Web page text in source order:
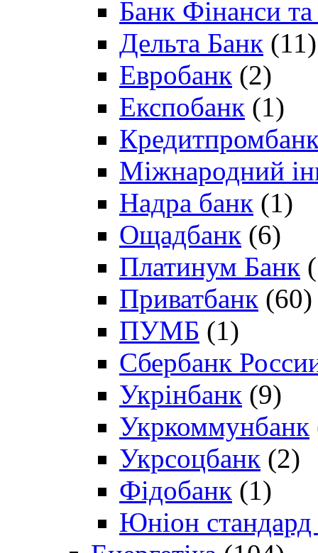
Банк Фінанси
Дельта Банк (11)
Евробанк (2)
Експобанк (1)
Міжнародний
Надра банк (1)
Ощадбанк (6)
Платинум Банк
Приватбанк (60)
ПУМБ (1)
Сбербанк
Укрінбанк (9)
Укркоммунбанк
Укрсоцбанк (2)
Фідобанк (1)
Юніон стандард